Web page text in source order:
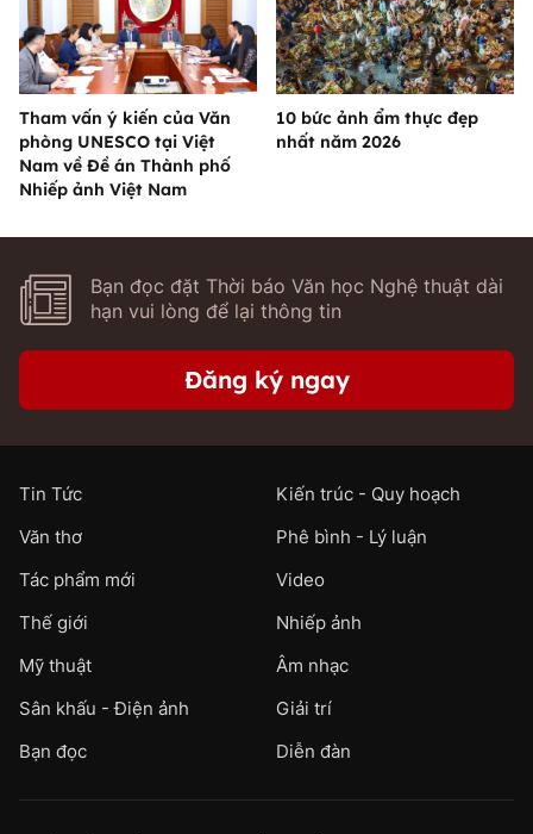
Tham vấn ý kiến của Văn
phòng UNESCO tại Việt
Nam về Đề án Thành phố
Nhiếp ảnh Việt Nam
10 bức ảnh ẩm thực đẹp
nhất năm 2026
Bạn đọc đặt Thời báo Văn học Nghệ thuật dài
hạn vui lòng để lại thông tin
Đăng ký ngay
Tin Tức
Kiến trúc - Quy hoạch
Văn thơ
Phê bình - Lý luận
Tác phẩm mới
Video
Thế giới
Nhiếp ảnh
Mỹ thuật
Âm nhạc
Sân khấu - Điện ảnh
Giải trí
Bạn đọc
Diễn đàn